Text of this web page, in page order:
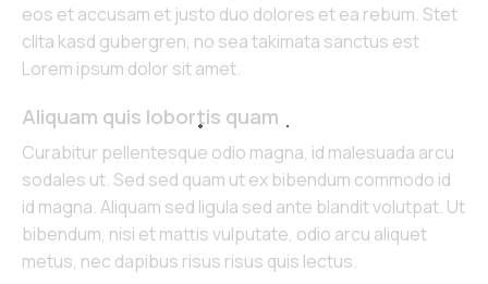
eos et accusam et justo duo dolores et ea rebum. Stet
clita kasd gubergren, no sea takimata sanctus est
Lorem ipsum dolor sit amet.
Aliquam quis lobortis quam
Curabitur pellentesque odio magna, id malesuada arcu
sodales ut. Sed sed quam ut ex bibendum commodo id
id magna. Aliquam sed ligula sed ante blandit volutpat. Ut
bibendum, nisi et mattis vulputate, odio arcu aliquet
metus, nec dapibus risus risus quis lectus.